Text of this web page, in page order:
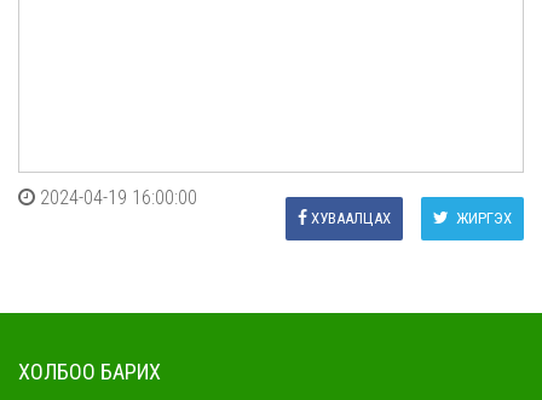
2024-04-19 16:00:00
ЖИРГЭХ
ХУВААЛЦАХ
ХОЛБОО БАРИХ